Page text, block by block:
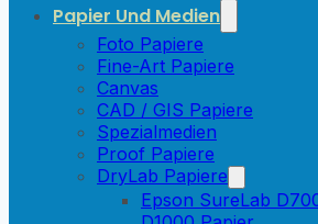
Papier Und Medien
Foto Papiere
Fine-Art Papiere
Canvas
CAD / GIS Papiere
Spezialmedien
Proof Papiere
DryLab Papiere
Epson SureLab